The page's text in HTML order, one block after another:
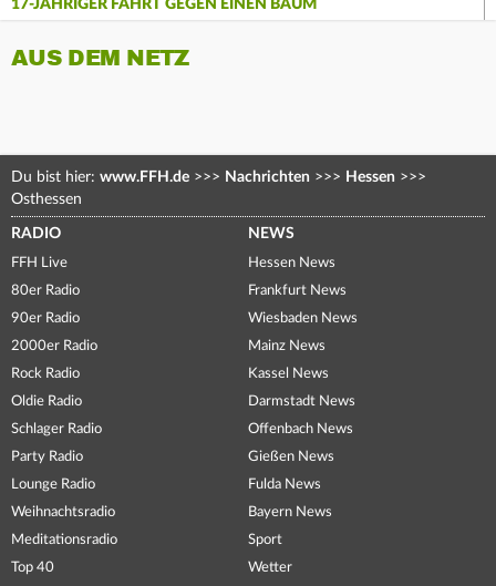
17-JÄHRIGER FÄHRT GEGEN EINEN BAUM
AUS DEM NETZ
Du bist hier: www.FFH.de >>> Nachrichten >>> Hessen >>>
Osthessen
RADIO
FFH Live
80er Radio
90er Radio
2000er Radio
Rock Radio
Oldie Radio
Schlager Radio
Party Radio
Lounge Radio
Weihnachtsradio
Meditationsradio
Top 40
NEWS
Hessen News
Frankfurt News
Wiesbaden News
Mainz News
Kassel News
Darmstadt News
Offenbach News
Gießen News
Fulda News
Bayern News
Sport
Wetter